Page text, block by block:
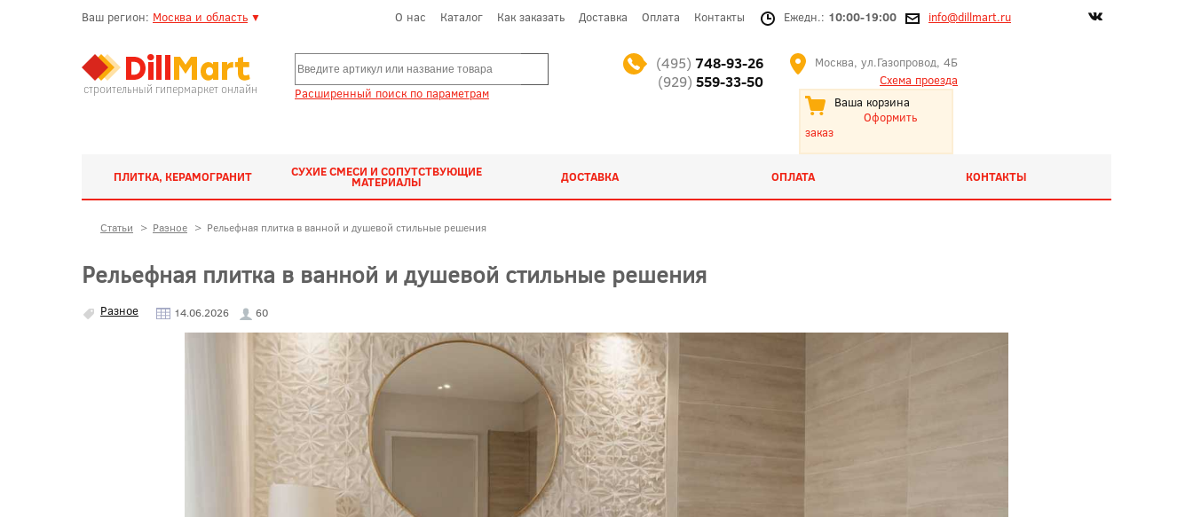
Ваш регион: Москва и область ▼ О нас Каталог Как заказать Доставка Оплата Контакты Ежедн.: 10:00-19:00 info@dillmart.ru
строительный гипермаркет онлайн Расширенный поиск по параметрам
(495) 748-93-26
(929) 559-33-50
Москва, ул.Газопровод, 4Б
Схема проезда
Ваша корзина
Оформить
заказ
ПЛИТКА, КЕРАМОГРАНИТ СУХИЕ СМЕСИ И СОПУТСТВУЮЩИЕ
МАТЕРИАЛЫ ДОСТАВКА ОПЛАТА КОНТАКТЫ
Статьи > Разное > Рельефная плитка в ванной и душевой стильные решения
Рельефная плитка в ванной и душевой стильные решения
Разное 14.06.2026 60